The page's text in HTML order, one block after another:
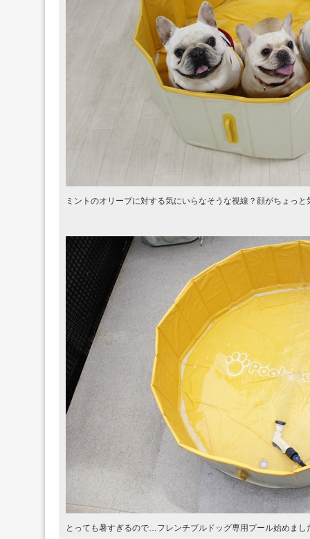
ミントのオリーブに対する気にいらなそうな視線？顔がちょっ
とっても暑すぎるので…フレンチブルドッグ専用プール始めまし